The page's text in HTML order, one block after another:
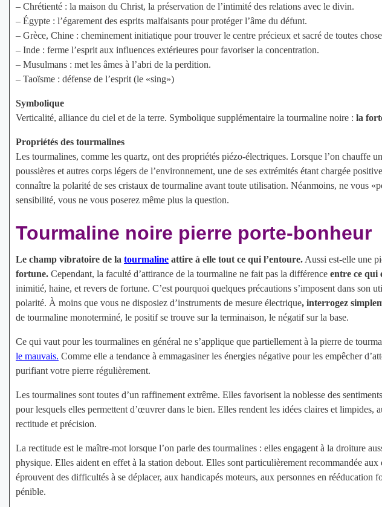
– Chrétienté : la maison du Christ, la préservation de l’intimité des relations avec le divin.
– Égypte : l’égarement des esprits malfaisants pour protéger l’âme du défunt.
– Grèce, Chine : cheminement initiatique pour trouver le centre précieux et sacré de toutes
– Inde : ferme l’esprit aux influences extérieures pour favoriser la concentration.
– Musulmans : met les âmes à l’abri de la perdition.
– Taoïsme : défense de l’esprit (le «sing»)
Symbolique
Verticalité, alliance du ciel et de la terre. Symbolique supplémentaire la tourmaline noire : la
Propriétés des tourmalines
Les tourmalines, comme les quartz, ont des propriétés piézo-électriques. Lorsque l’on chauffe
poussières et autres corps légers de l’environnement, une de ses extrémités étant chargée
connaître la polarité de ses cristaux de tourmaline avant toute utilisation. Néanmoins, ne vous
sensibilité, vous ne vous poserez même plus la question.
Tourmaline noire pierre porte-bonheur
Le champ vibratoire de la tourmalineattire à elle tout ce qui l’entoure.Aussi est-elle une
fortune.Cependant, la faculté d’attirance de la tourmaline ne fait pas la différence entre ce qui
inimitié, haine, et revers de fortune. C’est pourquoi quelques précautions s’imposent dans son
polarité. À moins que vous ne disposiez d’instruments de mesure électrique, interrogez
de tourmaline monoterminé, le positif se trouve sur la terminaison, le négatif sur la base.
Ce qui vaut pour les tourmalines en général ne s’applique que partiellement à la pierre de
le mauvais. Comme elle a tendance à emmagasiner les énergies négative pour les empêcher
purifiant votre pierre régulièrement.
Les tourmalines sont toutes d’un raffinement extrême. Elles favorisent la noblesse des
pour lesquels elles permettent d’œuvrer dans le bien. Elles rendent les idées claires et limpides,
rectitude et précision.
La rectitude est le maître-mot lorsque l’on parle des tourmalines : elles engagent à la droiture
physique. Elles aident en effet à la station debout. Elles sont particulièrement recommandée
éprouvent des difficultés à se déplacer, aux handicapés moteurs, aux personnes en
pénible.